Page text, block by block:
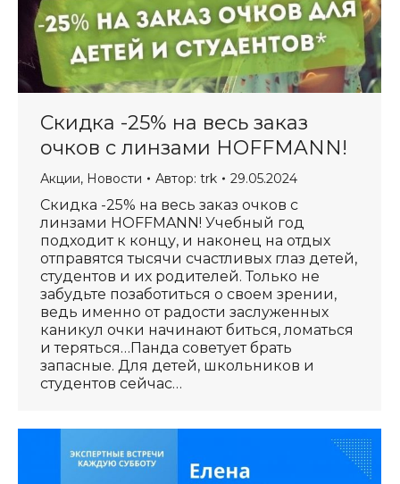
Скидка -25% на весь заказ
очков с линзами HOFFMANN!
Акции, Новости Автор: trk 29.05.2024
Скидка -25% на весь заказ очков с
линзами HOFFMANN! Учебный год
подходит к концу, и наконец на отдых
отправятся тысячи счастливых глаз детей,
студентов и их родителей. Только не
забудьте позаботиться о своем зрении,
ведь именно от радости заслуженных
каникул очки начинают биться, ломаться
и теряться…Панда советует брать
запасные. Для детей, школьников и
студентов сейчас…